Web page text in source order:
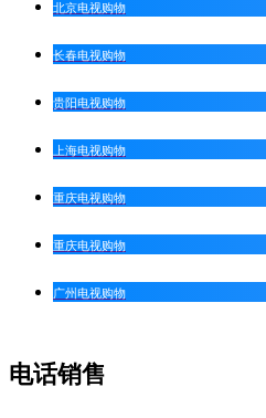
北京电视购物
长春电视购物
贵阳电视购物
上海电视购物
重庆电视购物
重庆电视购物
广州电视购物
电话销售